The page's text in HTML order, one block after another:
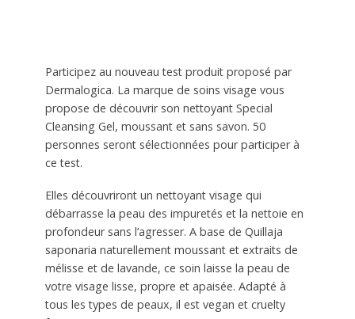
Participez au nouveau test produit proposé par
Dermalogica. La marque de soins visage vous
propose de découvrir son nettoyant Special
Cleansing Gel, moussant et sans savon. 50
personnes seront sélectionnées pour participer à
ce test.
Elles découvriront un nettoyant visage qui
débarrasse la peau des impuretés et la nettoie en
profondeur sans l’agresser. A base de Quillaja
saponaria naturellement moussant et extraits de
mélisse et de lavande, ce soin laisse la peau de
votre visage lisse, propre et apaisée. Adapté à
tous les types de peaux, il est vegan et cruelty